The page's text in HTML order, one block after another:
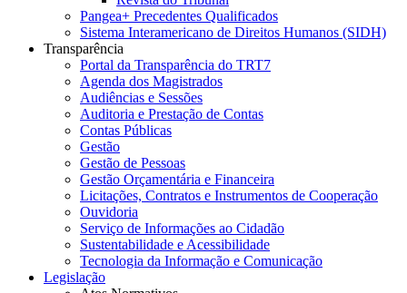
Pangea+ Precedentes Qualificados
Sistema Interamericano de Direitos Humanos (SIDH)
Transparência
Portal da Transparência do TRT7
Agenda dos Magistrados
Audiências e Sessões
Auditoria e Prestação de Contas
Contas Públicas
Gestão
Gestão de Pessoas
Gestão Orçamentária e Financeira
Licitações, Contratos e Instrumentos de Cooperação
Ouvidoria
Serviço de Informações ao Cidadão
Sustentabilidade e Acessibilidade
Tecnologia da Informação e Comunicação
Legislação